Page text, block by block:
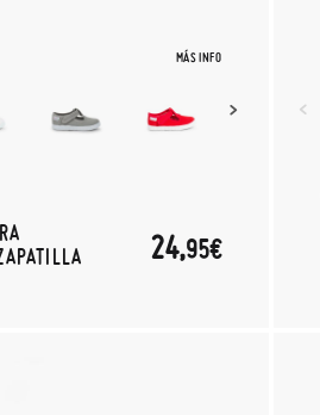
MÁS INFO
24,95€